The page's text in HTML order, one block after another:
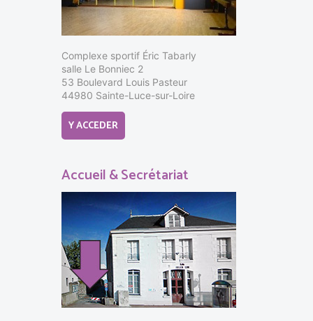
Complexe sportif Éric Tabarly
salle Le Bonniec 2
53 Boulevard Louis Pasteur
44980 Sainte-Luce-sur-Loire
Y ACCEDER
Accueil & Secrétariat